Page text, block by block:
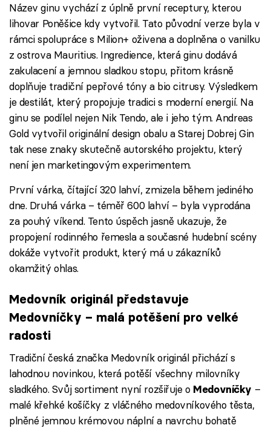
Název ginu vychází z úplně první receptury, kterou
lihovar Poněšice kdy vytvořil. Tato původní verze byla v
rámci spolupráce s Milion+ oživena a doplněna o vanilku
z ostrova Mauritius. Ingredience, která ginu dodává
zakulacení a jemnou sladkou stopu, přitom krásně
doplňuje tradiční pepřové tóny a bio citrusy. Výsledkem
je destilát, který propojuje tradici s moderní energií. Na
ginu se podílel nejen Nik Tendo, ale i jeho tým. Andreas
Gold vytvořil originální design obalu a Starej Dobrej Gin
tak nese znaky skutečně autorského projektu, který
není jen marketingovým experimentem.
První várka, čítající 320 lahví, zmizela během jediného
dne. Druhá várka – téměř 600 lahví – byla vyprodána
za pouhý víkend. Tento úspěch jasně ukazuje, že
propojení rodinného řemesla a současné hudební scény
dokáže vytvořit produkt, který má u zákazníků
okamžitý ohlas.
Medovník originál představuje
Medovníčky – malá potěšení pro velké
radosti
Tradiční česká značka Medovník originál přichází s
lahodnou novinkou, která potěší všechny milovníky
sladkého. Svůj sortiment nyní rozšiřuje o Medovníčky –
malé křehké košíčky z vláčného medovníkového těsta,
plněné jemnou krémovou náplní a navrchu bohatě